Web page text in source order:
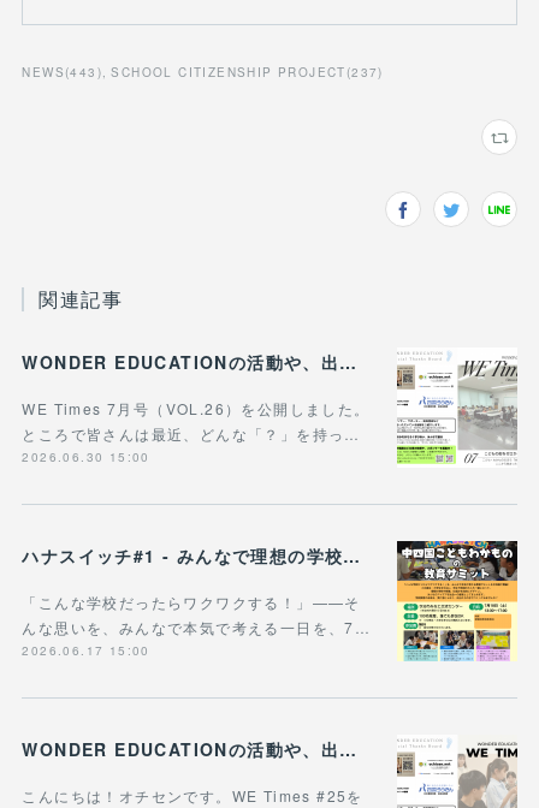
NEWS (443 ) SCHOOL CITIZENSHIP PROJECT (237)
関連記事
WONDER EDUCATIONの活動や、出張講座・講演のご案内をまとめた 『WE Times #26』を公開しました！
WE Times 7月号（VOL.26）を公開しました。
ところで皆さんは最近、どんな「？」を持っ…
2026.06.30 15:00
ハナスイッチ#1 - みんなで理想の学校や学びの未来を考える新企画、スタート！
「こんな学校だったらワクワクする！」——そ
んな思いを、みんなで本気で考える一日を、7…
2026.06.17 15:00
WONDER EDUCATIONの活動や、出張講座・講演のご案内をまとめた 『WE Times #25』を公開しました！
こんにちは！オチセンです。WE Times #25を